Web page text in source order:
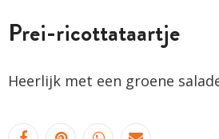
Prei-ricottataartje
Heerlijk met een groene